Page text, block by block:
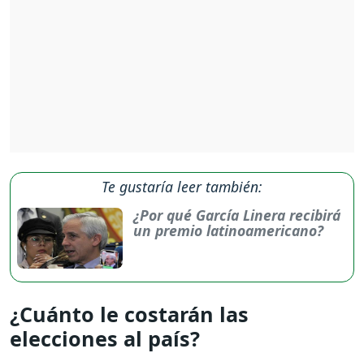
Te gustaría leer también:
¿Por qué García Linera recibirá
un premio latinoamericano?
¿Cuánto le costarán las
elecciones al país?